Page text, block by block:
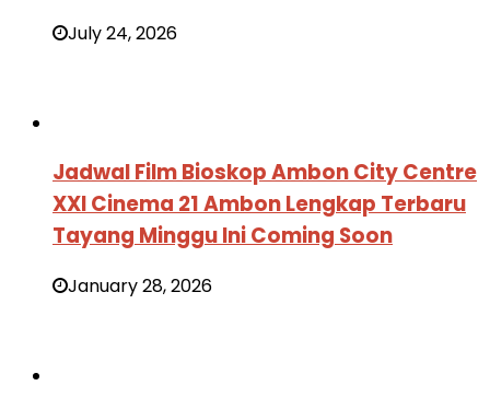
July 24, 2026
Jadwal Film Bioskop Ambon City Centre
XXI Cinema 21 Ambon Lengkap Terbaru
Tayang Minggu Ini Coming Soon
January 28, 2026